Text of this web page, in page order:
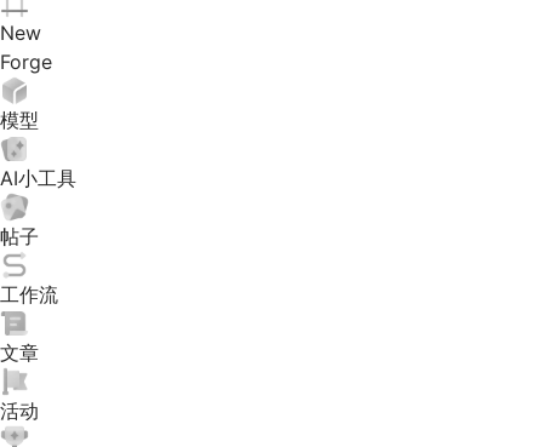
New
Forge
模型
AI小工具
帖子
工作流
文章
活动